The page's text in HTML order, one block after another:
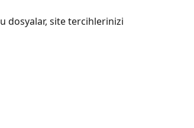
dosyalar, site tercihlerinizi